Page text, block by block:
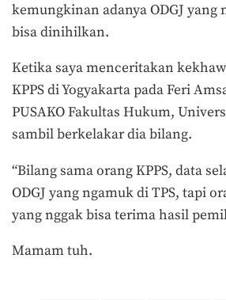
kemungkinan adanya ODGJ yang
bisa dinihilkan.
Ketika saya menceritakan
KPPS di Yogyakarta pada Feri
PUSAKO Fakultas Hukum,
sambil berkelakar dia bilang.
“Bilang sama orang KPPS, data
ODGJ yang ngamuk di TPS, tapi
yang nggak bisa terima hasil
Mamam tuh.